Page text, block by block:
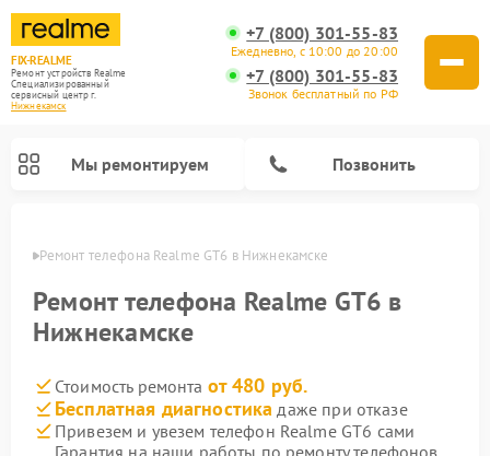
FIX-REALME
Ремонт устройств Realme
Специализированный
cервисный центр г.
Нижнекамск
+7 (800) 301-55-83
Ежедневно, с 10:00 до 20:00
+7 (800) 301-55-83
Звонок бесплатный по РФ
Мы ремонтируем Позвонить
Ремонт телефона Realme GT6 в Нижнекамске
Ремонт телефона Realme GT6 в
Нижнекамске
Стоимость ремонта от 480 руб.
Бесплатная диагностика даже при отказе
Привезем и увезем телефон Realme GT6 сами
Гарантия на наши работы по ремонту телефонов